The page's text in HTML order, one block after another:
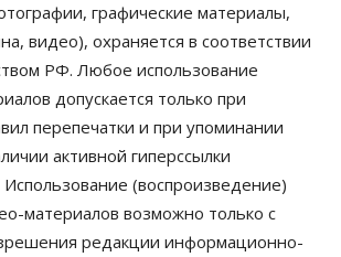
компании произвели косметики
рублей
в России официально стала
графические материалы,
видео), охраняется в соответствии
РФ. Любое использование
допускается только при
перепечатки и при упоминании
активной гиперссылки
Использование (воспроизведение)
материалов возможно только с
редакции информационно-